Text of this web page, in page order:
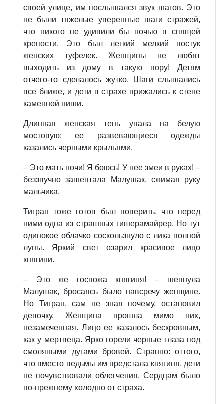
своей улице, им послышался звук шагов. Это
не были тяжелые уверенные шаги стражей,
что никого не удивили бы ночью в спящей
крепости. Это был легкий мелкий постук
женских туфелек. Женщины не любят
выходить из дому в такую пору! Детям
отчего‑то сделалось жутко. Шаги слышались
все ближе, и дети в страхе прижались к стене
каменной ниши.
Длинная женская тень упала на белую
мостовую: ее развевающиеся одежды
казались черными крыльями.
– Это мать ночи! Я боюсь! У нее змеи в руках! –
беззвучно зашептала Малушак, сжимая руку
мальчика.
Тигран тоже готов был поверить, что перед
ними одна из страшных гишерамайрер. Но тут
одинокое облачко соскользнуло с лика полной
луны. Яркий свет озарил красивое лицо
княгини.
– Это же госпожа княгиня! – шепнула
Малушак, бросаясь было навсречу женщине.
Но Тигран, сам не зная почему, остановил
девочку. Женщина прошла мимо них,
незамеченная. Лицо ее казалось бескровным,
как у мертвеца. Ярко горели черные глаза под
смоляными дугами бровей. Странно: оттого,
что вместо ведьмы им предстала княгиня, дети
не почувствовали облегчения. Сердцам было
по‑прежнему холодно от страха.